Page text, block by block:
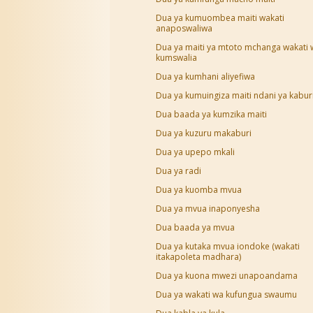
Dua ya kumuombea maiti wakati
anaposwaliwa
Dua ya maiti ya mtoto mchanga wakati
kumswalia
Dua ya kumhani aliyefiwa
Dua ya kumuingiza maiti ndani ya
Dua baada ya kumzika maiti
Dua ya kuzuru makaburi
Dua ya upepo mkali
Dua ya radi
Dua ya kuomba mvua
Dua ya mvua inaponyesha
Dua baada ya mvua
Dua ya kutaka mvua iondoke (wakati
itakapoleta madhara)
Dua ya kuona mwezi unapoandama
Dua ya wakati wa kufungua swaumu